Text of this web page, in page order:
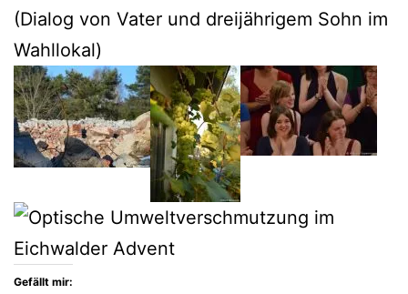
(Dialog von Vater und dreijährigem Sohn im
Wahllokal)
Gefällt mir: